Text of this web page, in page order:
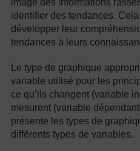
image des informations
identifier des tendances.
développer leur
tendances à leurs
Le type de graphique
variable utilisé pour les
ce qu’ils changent (variable
mesurent (variable
présente les types de
différents types de variables.